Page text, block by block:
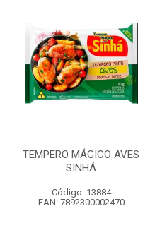
TEMPERO MÁGICO AVES
SINHÁ
Código: 13884
EAN: 7892300002470